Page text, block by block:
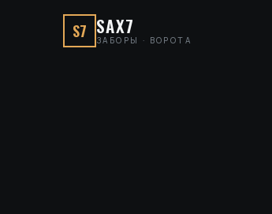
S7 SAX7
ЗАБОРЫ · ВОРОТА